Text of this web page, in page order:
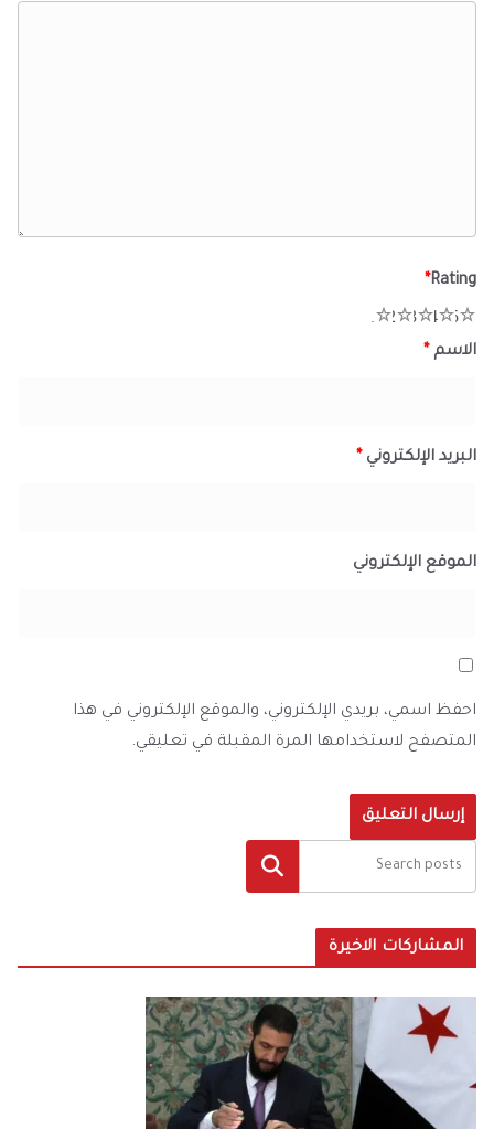
Rating
*
5
4
3
2
الاسم *
البريد الإلكتروني *
الموقع الإلكتروني
احفظ اسمي، بريدي الإلكتروني، والموقع الإلكتروني في هذا
المتصفح لاستخدامها المرة المقبلة في تعليقي.
البحث
المشاركات الاخيرة